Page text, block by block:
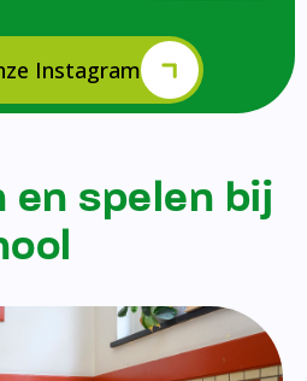
Instagram
en spelen bij